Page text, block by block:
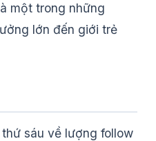
một trong những
lớn đến giới trẻ
sáu về lượng follow